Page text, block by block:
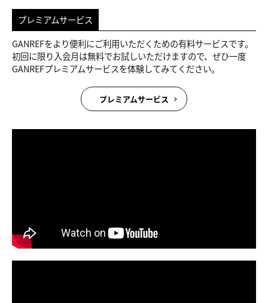
プレミアムサービス
GANREFをより便利にご利用いただくための有料サービスです。
初回に限り入会月は無料でお試しいただけますので、ぜひ一度
GANREFプレミアムサービスを体験してみてください。
プレミアムサービス